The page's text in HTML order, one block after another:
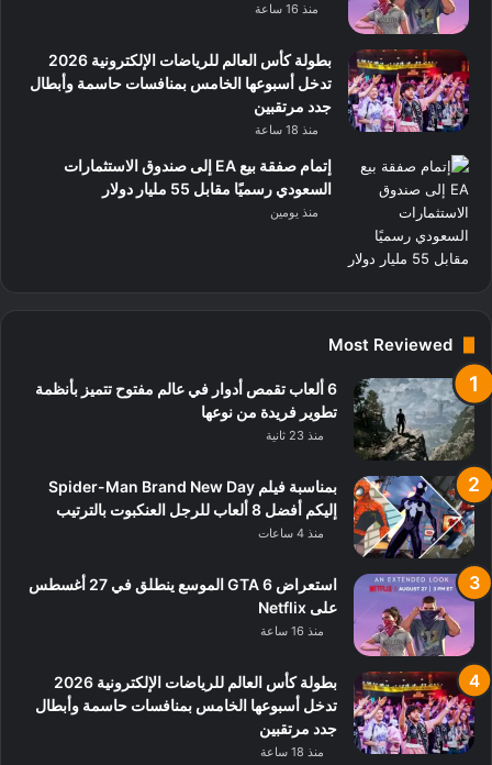
منذ 16 ساعة
بطولة كأس العالم للرياضات الإلكترونية 2026
تدخل أسبوعها الخامس بمنافسات حاسمة وأبطال
جدد مرتقبين
منذ 18 ساعة
إتمام صفقة بيع EA إلى صندوق الاستثمارات
السعودي رسميًا مقابل 55 مليار دولار
منذ يومين
Most Reviewed
6 ألعاب تقمص أدوار في عالم مفتوح تتميز بأنظمة
تطوير فريدة من نوعها
منذ 23 ثانية
بمناسبة فيلم Spider-Man Brand New Day
إليكم أفضل 8 ألعاب للرجل العنكبوت بالترتيب
منذ 4 ساعات
استعراض GTA 6 الموسع ينطلق في 27 أغسطس
على Netflix
منذ 16 ساعة
بطولة كأس العالم للرياضات الإلكترونية 2026
تدخل أسبوعها الخامس بمنافسات حاسمة وأبطال
جدد مرتقبين
منذ 18 ساعة